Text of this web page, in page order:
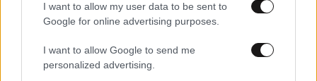
I want to allow my user data to be sent to
Google for online advertising purposes.
I want to allow Google to send me
personalized advertising.